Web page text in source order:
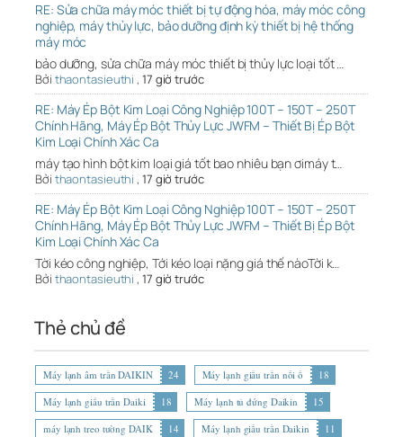
RE: Sửa chữa máy móc thiết bị tự động hóa, máy móc công
nghiệp, máy thủy lực, bảo dưỡng định kỳ thiết bị hệ thống
máy móc
bảo dưỡng, sửa chữa máy móc thiết bị thủy lực loại tốt …
Bởi thaontasieuthi , 17 giờ trước
RE: Máy Ép Bột Kim Loại Công Nghiệp 100T – 150T – 250T
Chính Hãng, Máy Ép Bột Thủy Lực JWFM – Thiết Bị Ép Bột
Kim Loại Chính Xác Ca
máy tạo hình bột kim loại giá tốt bao nhiêu bạn ơimáy t…
Bởi thaontasieuthi , 17 giờ trước
RE: Máy Ép Bột Kim Loại Công Nghiệp 100T – 150T – 250T
Chính Hãng, Máy Ép Bột Thủy Lực JWFM – Thiết Bị Ép Bột
Kim Loại Chính Xác Ca
Tời kéo công nghiệp, Tới kéo loại nặng giá thế nàoTời k…
Bởi thaontasieuthi , 17 giờ trước
Thẻ chủ đề
Máy lạnh âm trần DAIKIN 24 Máy lạnh giấu trần nối ố
18
Máy lạnh giấu trần Daiki
18 Máy lạnh tủ đứng Daikin
15
máy lạnh treo tường DAIK
14 Máy lạnh giấu trần Daikin
11